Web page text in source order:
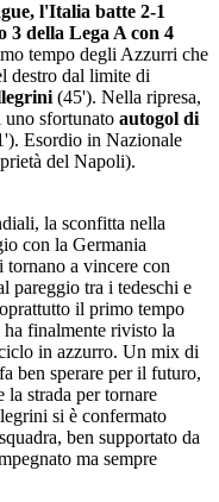
l'Italia batte 2-1
3 della Lega A con 4
tempo degli Azzurri che
destro dal limite di
(45'). Nella ripresa,
uno sfortunato autogol di
Esordio in Nazionale
del Napoli).
la sconfitta nella
con la Germania
a vincere con
pareggio tra i tedeschi e
il primo tempo
finalmente rivisto la
in azzurro. Un mix di
ben sperare per il futuro,
la strada per tornare
si è confermato
ben supportato da
ma sempre